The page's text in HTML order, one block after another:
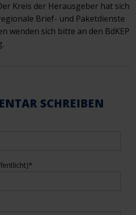
Kreis der Herausgeber hat sich
Brief- und Paketdienste
wenden sich bitte an den BdKEP
SCHREIBEN
*